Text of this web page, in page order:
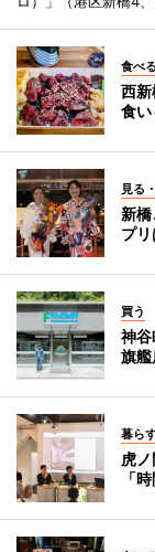
食べる
西
食い
見る
新
プ
買う
神
旗艦
暮ら
虎
「